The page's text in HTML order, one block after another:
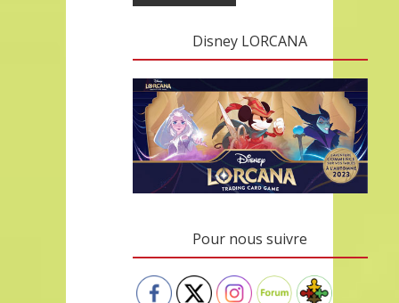
Disney LORCANA
Pour nous suivre